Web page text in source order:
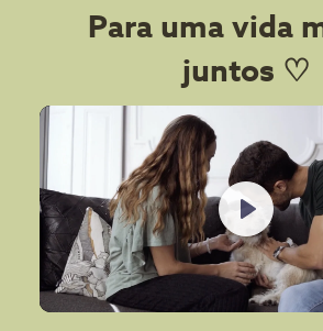
Para uma vida
juntos ♡
Play